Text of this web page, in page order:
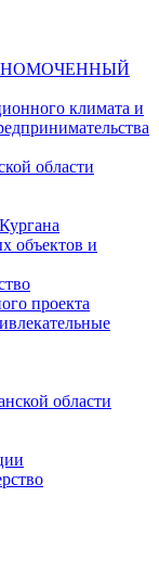
климата и
области
объектов и
проекта
области